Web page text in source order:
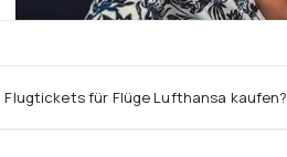
für Flüge Lufthansa kaufen?